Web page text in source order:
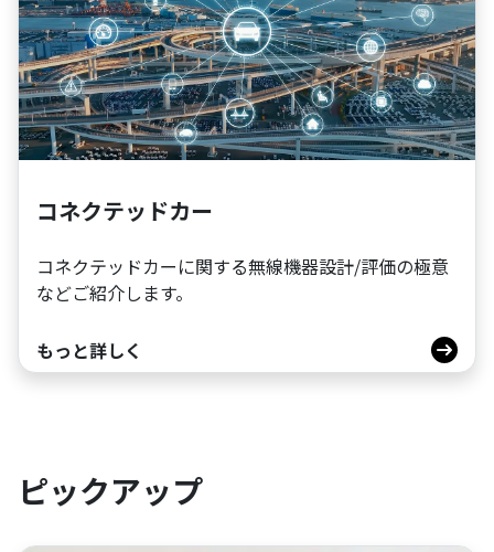
コネクテッドカー
コネクテッドカーに関する無線機器設計/評価の極意
などご紹介します。
もっと詳しく
ピックアップ